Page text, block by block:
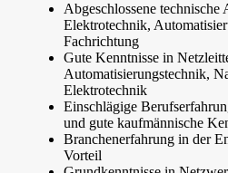
Abgeschlossene
Elektrotechnik,
Fachrichtung
Gute Kenntnisse in
Automatisierungstechnik,
Elektrotechnik
Einschlägige
und gute kaufmännische
Branchenerfahrung in der
Vorteil